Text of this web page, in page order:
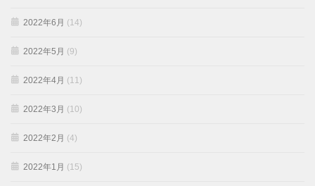
2022年6月 (14)
2022年5月 (9)
2022年4月 (11)
2022年3月 (10)
2022年2月 (4)
2022年1月 (15)